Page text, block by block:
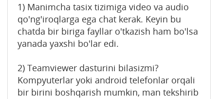
1) Manimcha tasix tizimiga video va audio
qo'ng'iroqlarga ega chat kerak. Keyin bu
chatda bir biriga fayllar o'tkazish ham bo'lsa
yanada yaxshi bo'lar edi.
2) Teamviewer dasturini bilasizmi?
Kompyuterlar yoki android telefonlar orqali
bir birini boshqarish mumkin, man tekshirib